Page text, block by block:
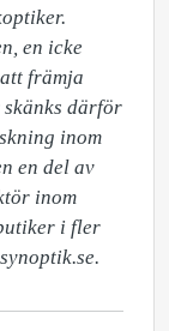
en icke
främja
därför
inom
en del av
inom
i fler